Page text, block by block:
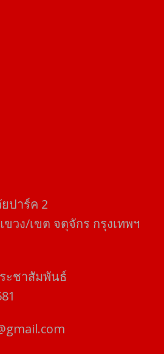
ปาร์ค​ 2
วง/เขต​ จตุจักร​ กรุงเทพฯ
ะชาสัมพันธ์